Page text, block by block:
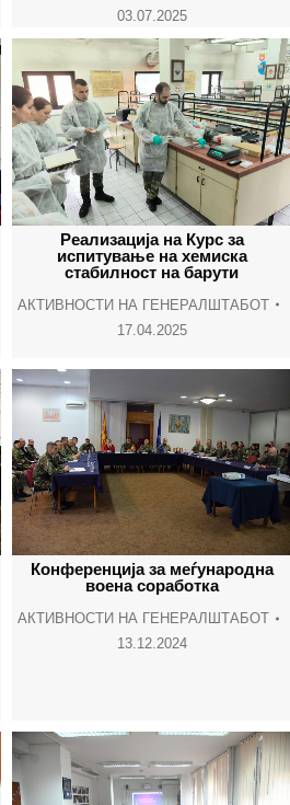
03.07.2025
Реализација на Курс за
испитување на хемиска
стабилност на барути
АКТИВНОСТИ НА ГЕНЕРАЛШТАБОТ
17.04.2025
Конференција за меѓународна
воена соработка
АКТИВНОСТИ НА ГЕНЕРАЛШТАБОТ
13.12.2024